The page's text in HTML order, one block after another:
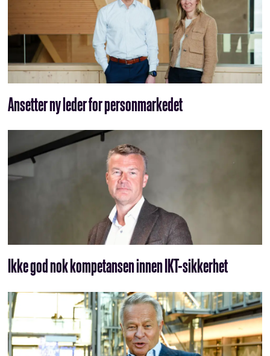
Ansetter ny leder for personmarkedet
Ikke god nok kompetansen innen IKT-sikkerhet